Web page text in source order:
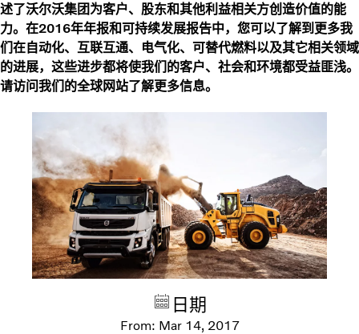
述了沃尔沃集团为客户、股东和其他利益相关方创造价值的能
力。在2016年年报和可持续发展报告中，您可以了解到更多我
们在自动化、互联互通、电气化、可替代燃料以及其它相关领域
的进展，这些进步都将使我们的客户、社会和环境都受益匪浅。
请访问我们的全球网站了解更多信息。
日期
From: Mar 14, 2017